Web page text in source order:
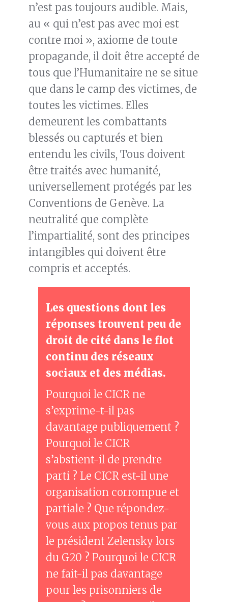
n’est pas toujours audible. Mais,
au « qui n’est pas avec moi est
contre moi », axiome de toute
propagande, il doit être accepté de
tous que l’Humanitaire ne se situe
que dans le camp des victimes, de
toutes les victimes. Elles
demeurent les combattants
blessés ou capturés et bien
entendu les civils, Tous doivent
être traités avec humanité,
universellement protégés par les
Conventions de Genève. La
neutralité que complète
l’impartialité, sont des principes
intangibles qui doivent être
compris et acceptés.
Les questions dont les
réponses trouvent peu de
droit de cité dans le flot
continu des réseaux
sociaux et des médias.
Pourquoi le CICR ne
s’exprime-t-il pas
davantage publiquement ?
Pourquoi le CICR
s’abstient-il de prendre
parti ? Le CICR est-il une
organisation corrompue et
partiale ? Que répondez-
vous aux propos tenus par
le président Zelensky lors
du G20 ? Pourquoi le CICR
ne fait-il pas davantage
pour les prisonniers de